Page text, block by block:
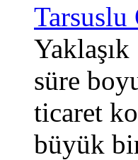
Tarsuslu
süre
ticaret
büyük